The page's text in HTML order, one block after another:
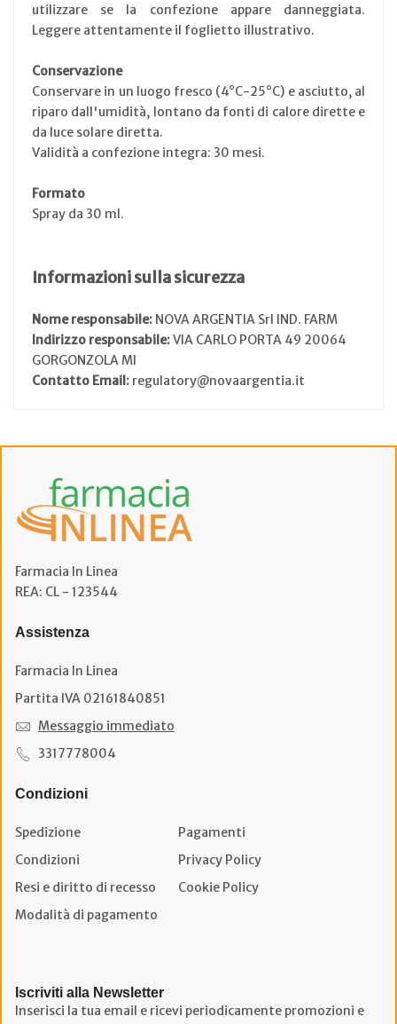
utilizzare se la confezione appare danneggiata.
Leggere attentamente il foglietto illustrativo.
Conservazione
Conservare in un luogo fresco (4°C-25°C) e asciutto, al
riparo dall'umidità, lontano da fonti di calore dirette e
da luce solare diretta.
Validità a confezione integra: 30 mesi.
Formato
Spray da 30 ml.
Informazioni sulla sicurezza
Nome responsabile: NOVA ARGENTIA Srl IND. FARM
Indirizzo responsabile:VIA CARLO PORTA 49 20064
GORGONZOLA MI
Contatto Email: regulatory@novaargentia.it
Farmacia In Linea
REA: CL - 123544
Assistenza
Farmacia In Linea
Partita IVA 02161840851
Messaggio immediato
3317778004
Condizioni
Spedizione
Pagamenti
Condizioni
Privacy Policy
Resi e diritto di recesso
Cookie Policy
Modalità di pagamento
Iscriviti alla Newsletter
Inserisci la tua email e ricevi periodicamente promozioni e